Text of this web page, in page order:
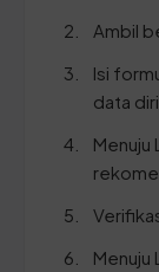
Ambil
Isi
data
Menuju
Menuju